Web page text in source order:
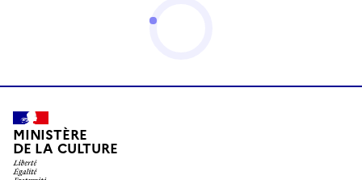
MINISTÈRE
DE LA CULTURE